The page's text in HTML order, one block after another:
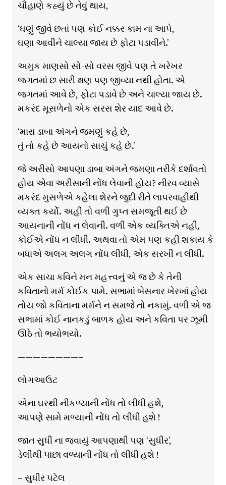
ચૌહાણે કહ્યું છે તેવું થાય,
‘ઘણું જીવે છતાં પણ કોઈ નક્કર કામ ના આપે,
ઘણા આવીને ચાલ્યા જાય છે ફોટા પડાવીને.’
અમુક માણસો સો-સો વરસ જીવે પણ તે ખરેખર
જગતમાં છ સારી ક્ષણ પણ જીવ્યા નથી હોતા. એ
જગતમાં આવે છે, ફોટા પડાવે છે અને ચાલ્યા જાય છે.
મકરંદ મૂસળેનો એક સરસ શેર યાદ આવે છે.
‘મારા ડાબા અંગને જમણું કહે છે,
તું તો કહે છે આયનો સાચું કહે છે.’
જે અરીસો આપણા ડાબા અંગને જમણા તરીકે દર્શાવતો
હોય એવા અરીસાની નોંધ લેવાની હોય? નીરવ વ્યાસે
મકરંદ મુસળેએ કહેલા શેરને જુદી રીતે લાપરવાહીથી
વ્યક્ત કર્યો. અહીં તો વળી ગુપ્ત સમજૂતી થઈ છે
આયનાની નોંધ ન લેવાની. વળી એક વ્યક્તિએ નહીં,
કોઈએ નોંધ ન લીધી. અથવા તો એમ પણ કહી શકાય કે
બધાએ અલગ અલગ નોંધ લીધી, એક સરખી ન લીધી.
એક સાચા કવિને મન મહત્ત્વનું એ જ છે કે તેની
કવિતાનો મર્મ કોઈક પામે. સભામાં બેસનાર ખેરખાં હોય
તોય જો કવિતાના મર્મને ન સમજે તો નકામું. વળી એ જ
સભામાં કોઈ નાનકડું બાળક હોય અને કવિતા પર ઝૂમી
ઊઠે તો ભયોભયો.
————————–
લોગઆઉટ
એના ઘરથી નીકળ્યાની નોંધ તો લીધી હશે,
આપણે સામે મળ્યાની નોંધ તો લીધી હશે !
જાત સુધી ના જવાયું આપણાથી પણ ‘સુધીર’,
ડેલીથી પાછા વળ્યાની નોંધ તો લીધી હશે !
– સુધીર પટેલ